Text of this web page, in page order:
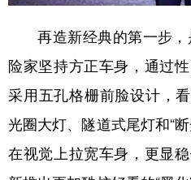
再造新经典的第一步，
险家坚持方正车身，通过
采用五孔格栅前脸设计，
光圈大灯、隧道式尾灯和“
在视觉上拉宽车身，更显